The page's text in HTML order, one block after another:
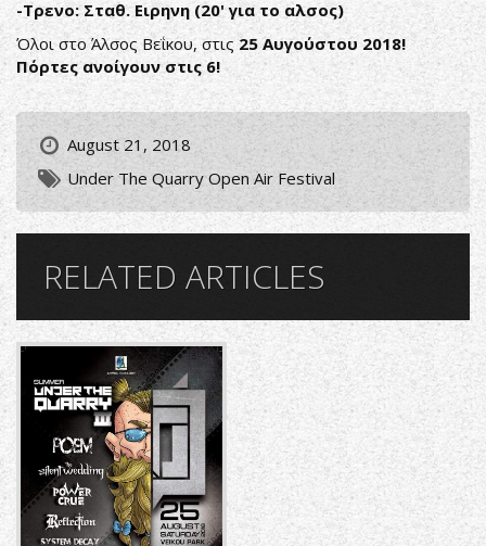
-Τρενο: Σταθ. Ειρηνη (20' για το αλσος)
Όλοι στο Άλσος Βεΐκου, στις 25 Αυγούστου 2018!
Πόρτες ανοίγουν στις 6!
August 21, 2018
Under The Quarry Open Air Festival
RELATED ARTICLES